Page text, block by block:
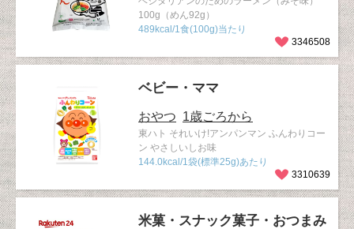
100g（めん92g）
489kcal/1食(100g)当たり
3346508
ベビー・ママ
おやつ 1歳ごろから
東ハト それいけ!アンパンマン ふんわりコー
ン やさしいしお味
144.0kcal/1袋(標準25g)あたり
3310639
米菓・スナック菓子・おつまみ